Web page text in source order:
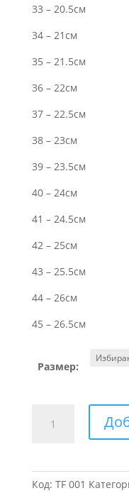
33 – 20.5см
34 – 21см
35 – 21.5см
36 – 22см
37 – 22.5см
38 – 23см
39 – 23.5см
40 – 24см
41 – 24.5см
42 – 25см
43 – 25.5см
44 – 26см
45 – 26.5см
Размер:
Детски,дамски
Код: TF 001